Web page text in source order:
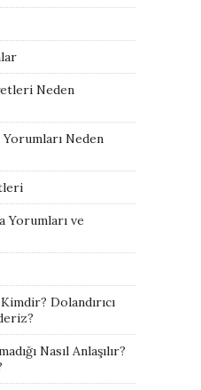
Neden
Neden
Yorumları ve
Dolandırıcı
Nasıl Anlaşılır?